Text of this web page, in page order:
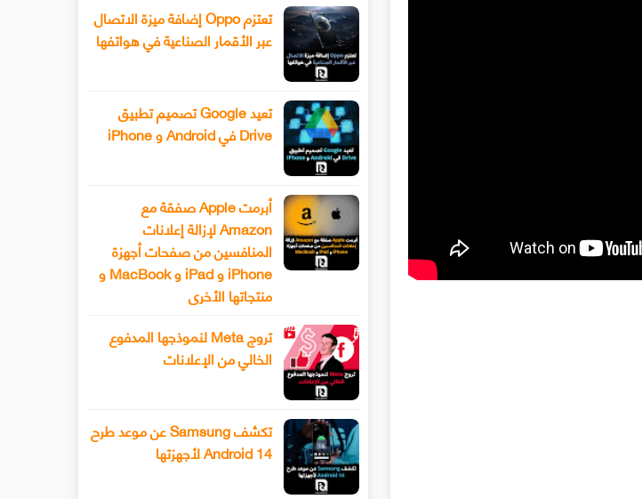
تعتزم Oppo إضافة ميزة الاتصال
عبر الأقمار الصناعية في هواتفها
تعيد Google تصميم تطبيق
Drive في Android و iPhone
أبرمت Apple صفقة مع
Amazon لإزالة إعلانات
المنافسين من صفحات أجهزة
iPhone و iPad و MacBook و
منتجاتها الأخرى
تروج Meta لنموذجها المدفوع
الخالي من الإعلانات
تكشف Samsung عن موعد طرح
Android 14 لأجهزتها